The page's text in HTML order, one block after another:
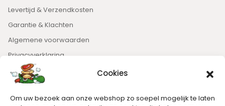
Cookies
Om uw bezoek aan onze webshop zo soepel mogelijk te laten
Levertijd & Verzendkosten
Garantie & Klachten
Algemene voorwaarden
Privacyverklaring
Nieuwsbrief
Blijft op de hoogte van het laatste nieuws.